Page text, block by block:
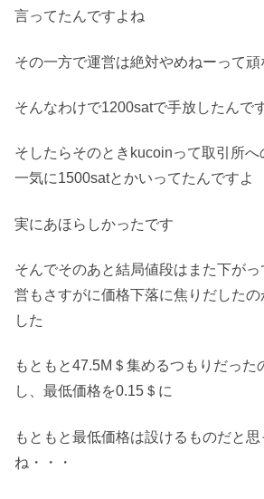
言ってたんですよね
その一方で運営は絶対やめねーって頑
そんなわけで1200satで手放したんで
そしたらそのときkucoinって取引所へ
一気に1500satとかいってたんですよ
実にあほらしかったです
そんでそのあと結局値段はまた下が
営もさすがに価格下落に焦りだしたの
した
もともと47.5M＄集めるつもりだった
し、最低価格を0.15＄に
もともと最低価格は設けるものだと
ね・・・